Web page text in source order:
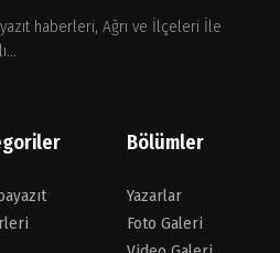
haberleri, Ağrı ve İlçeleri İle
Bölümler
Yazarlar
Foto Galeri